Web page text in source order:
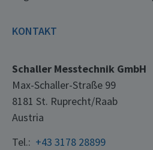
KONTAKT
Schaller Messtechnik GmbH
Max-Schaller-Straße 99
8181 St. Ruprecht/Raab
Austria
Tel.: +43 3178 28899